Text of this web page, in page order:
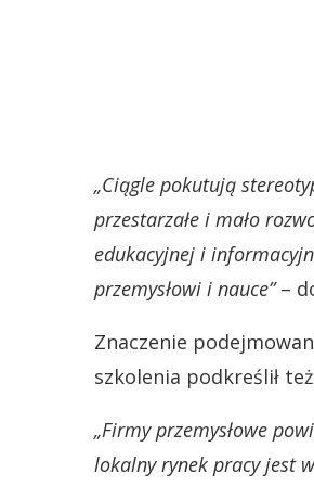
„Ciągle pokutują
przestarzałe i mało
edukacyjnej i
przemysłowi i nauce”–
Znaczenie
szkolenia podkreślił
„Firmy przemysłowe
lokalny rynek pracy jest